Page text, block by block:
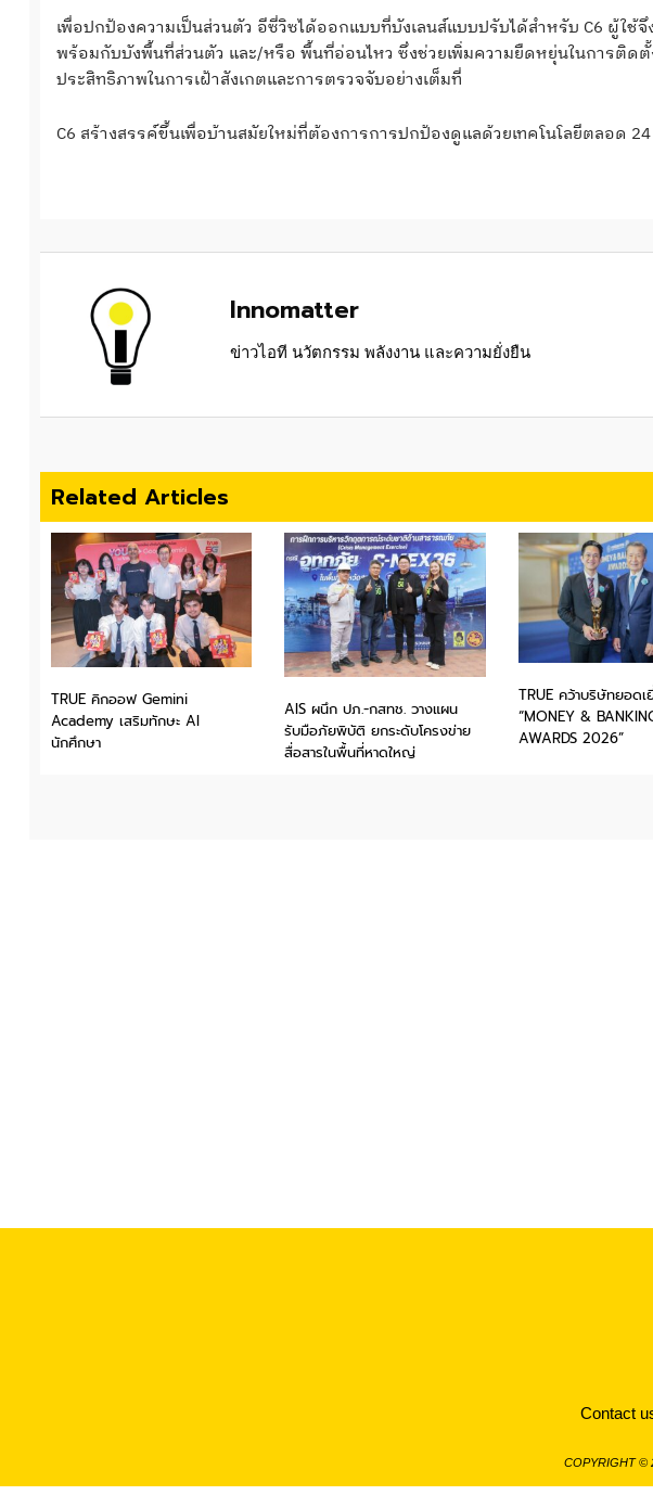
เพื่อปกป้องความเป็นส่วนตัว อีซี่วิซได้ออกแบบที่บังเลนส์แบบปรับได้สำหรับ C6 ผู้ใช้
พร้อมกับบังพื้นที่ส่วนตัว และ/หรือ พื้นที่อ่อนไหว ซึ่งช่วยเพิ่มความยืดหยุ่นในการติดตั้
ประสิทธิภาพในการเฝ้าสังเกตและการตรวจจับอย่างเต็มที่
C6 สร้างสรรค์ขึ้นเพื่อบ้านสมัยใหม่ที่ต้องการการปกป้องดูแลด้วยเทคโนโลยีตลอด
Innomatter
ข่าวไอที นวัตกรรม พลังงาน และความยั่งยืน
Related Articles
TRUE คิกออฟ Gemini
Academy เสริมทักษะ AI
นักศึกษา
AIS ผนึก ปภ.-กสทช. วางแผน
รับมือภัยพิบัติ ยกระดับโครงข่าย
สื่อสารในพื้นที่หาดใหญ่
TRUE คว้าบริษัทยอด
“MONEY &
AWARDS 2026”
COPYRIGHT ©